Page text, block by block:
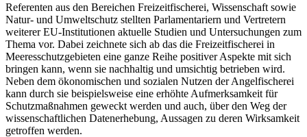
Referenten aus den Bereichen Freizeitfischerei, Wissenschaft sowie
Natur- und Umweltschutz stellten Parlamentariern und Vertretern
weiterer EU-Institutionen aktuelle Studien und Untersuchungen zum
Thema vor. Dabei zeichnete sich ab das die Freizeitfischerei in
Meeresschutzgebieten eine ganze Reihe positiver Aspekte mit sich
bringen kann, wenn sie nachhaltig und umsichtig betrieben wird.
Neben dem ökonomischen und sozialen Nutzen der Angelfischerei
kann durch sie beispielsweise eine erhöhte Aufmerksamkeit für
Schutzmaßnahmen geweckt werden und auch, über den Weg der
wissenschaftlichen Datenerhebung, Aussagen zu deren Wirksamkeit
getroffen werden.